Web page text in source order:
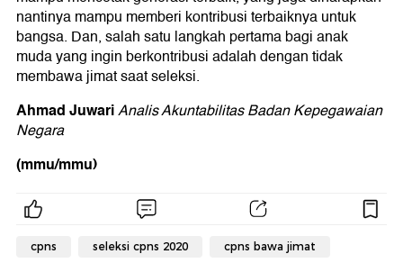
nantinya mampu memberi kontribusi terbaiknya untuk
bangsa. Dan, salah satu langkah pertama bagi anak
muda yang ingin berkontribusi adalah dengan tidak
membawa jimat saat seleksi.
Ahmad JuwariAnalis Akuntabilitas Badan Kepegawaian
Negara
(mmu/mmu)
cpns seleksi cpns 2020 cpns bawa jimat